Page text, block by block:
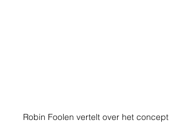
Robin Foolen vertelt over het concept